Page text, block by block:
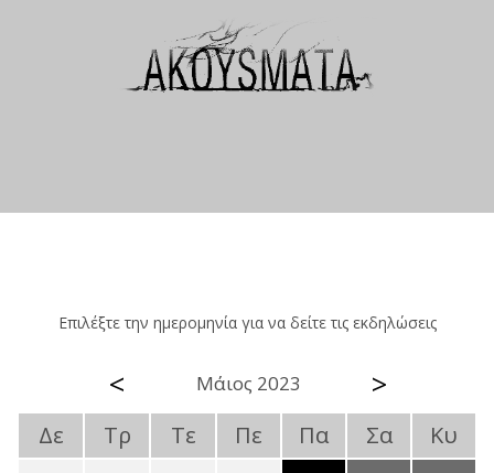
Επιλέξτε την ημερομηνία για να δείτε τις εκδηλώσεις
< Μάιος 2023 >
Δε Τρ Τε Πε Πα Σα
Κυ